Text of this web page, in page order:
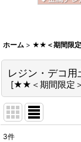
ホーム > ★★＜期間限
レジン・デコ用
[★★＜期間限定
3件